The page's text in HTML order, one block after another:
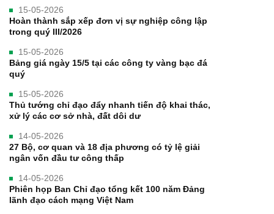
15-05-2026
Hoàn thành sắp xếp đơn vị sự nghiệp công lập
trong quý III/2026
15-05-2026
Bảng giá ngày 15/5 tại các công ty vàng bạc đá
quý
15-05-2026
Thủ tướng chỉ đạo đẩy nhanh tiến độ khai thác,
xử lý các cơ sở nhà, đất dôi dư
14-05-2026
27 Bộ, cơ quan và 18 địa phương có tỷ lệ giải
ngân vốn đầu tư công thấp
14-05-2026
Phiên họp Ban Chỉ đạo tổng kết 100 năm Đảng
lãnh đạo cách mạng Việt Nam